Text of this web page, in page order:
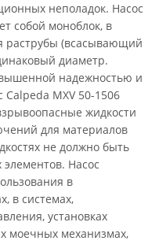
неполадок. Насос
собой моноблок, в
раструбы (всасывающий
диаметр.
надежностью и
MXV 50-1506
жидкости
для материалов
не должно быть
Насос
в
в системах,
установках
моечных механизмах,